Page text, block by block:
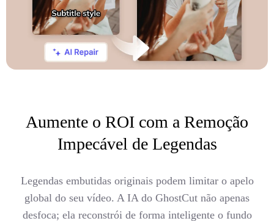
Aumente o ROI com a Remoção
Impecável de Legendas
Legendas embutidas originais podem limitar o apelo
global do seu vídeo. A IA do GhostCut não apenas
desfoca; ela reconstrói de forma inteligente o fundo